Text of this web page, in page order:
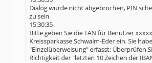
Dialog wurde nicht abgebrochen, PIN
zu sein
15:30:35
Bitte geben Sie die TAN für Benutzer
Kreissparkasse Schwalm-Eder ein. Sie
"Einzelüberweisung" erfasst: Überprüfen
Richtigkeit der "letzten 10 Zeichen der